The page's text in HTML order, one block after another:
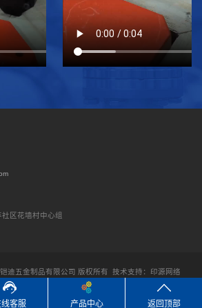
区花墙村中心组
迪五金制品有限公司 版权所有 技术支持： 印源网络
： 波浪钉厂家
客服 产品中心 返回顶部